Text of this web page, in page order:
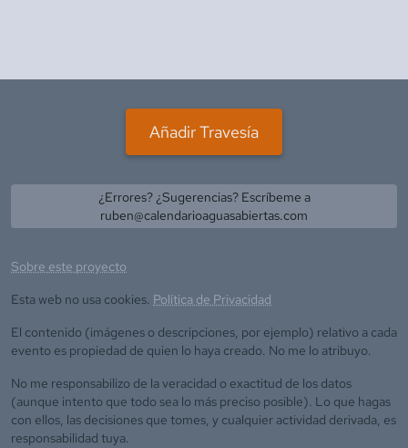
Añadir Travesía
¿Errores? ¿Sugerencias? Escríbeme a
ruben@calendarioaguasabiertas.com
Sobre este proyecto
Esta web no usa cookies. Política de Privacidad
El contenido (imágenes o descripciones, por ejemplo) relativo a cada
evento es propiedad de quien lo haya creado. No me lo atribuyo.
No me responsabilizo de la veracidad o exactitud de los datos
(aunque intento que todo sea lo más preciso posible). Lo que hagas
con ellos, las decisiones que tomes, y cualquier actividad derivada, es
responsabilidad tuya.